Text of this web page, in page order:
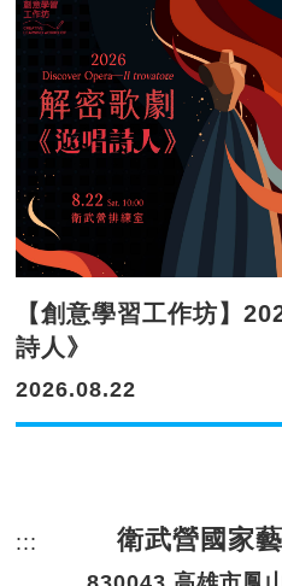
【創意學習工作坊】
詩人》
2026.08.22
::: 頁尾網站資訊。
衛武營國家